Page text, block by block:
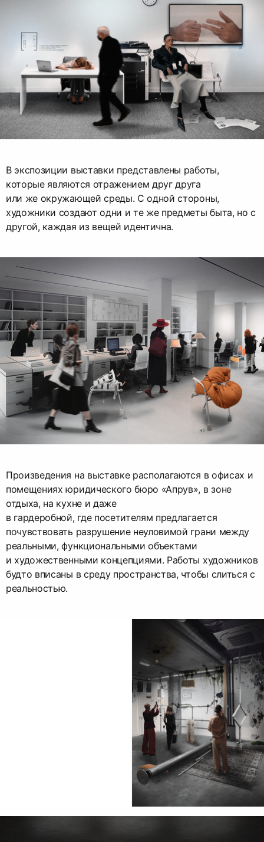
В экспозиции выставки представлены работы,
которые являются отражением друг друга
или же окружающей среды. С одной стороны,
художники создают одни и те же предметы быта, но с
другой, каждая из вещей идентична.
Произведения на выставке располагаются в офисах и
помещениях юридического бюро «Апрув», в зоне
отдыха, на кухне и даже
в гардеробной, где посетителям предлагается
почувствовать разрушение неуловимой грани между
реальными, функциональными объектами
и художественными концепциями. Работы художников
будто вписаны в среду пространства, чтобы слиться с
реальностью.